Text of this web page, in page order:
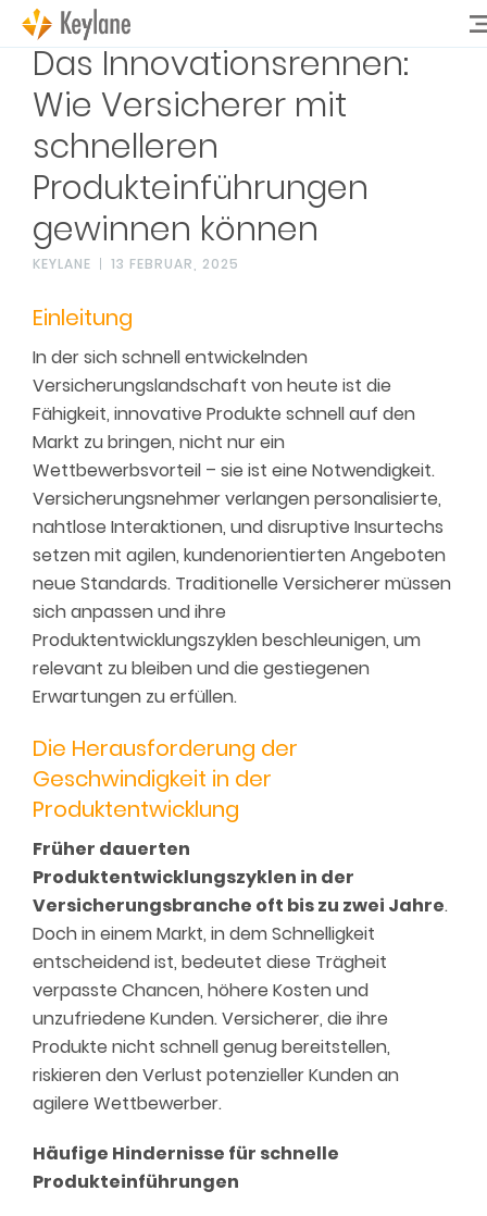
Das Innovationsrennen:
Wie Versicherer mit
schnelleren
Produkteinführungen
gewinnen können
KEYLANE 13 FEBRUAR, 2025
Einleitung
In der sich schnell entwickelnden
Versicherungslandschaft von heute ist die
Fähigkeit, innovative Produkte schnell auf den
Markt zu bringen, nicht nur ein
Wettbewerbsvorteil – sie ist eine Notwendigkeit.
Versicherungsnehmer verlangen personalisierte,
nahtlose Interaktionen, und disruptive Insurtechs
setzen mit agilen, kundenorientierten Angeboten
neue Standards. Traditionelle Versicherer müssen
sich anpassen und ihre
Produktentwicklungszyklen beschleunigen, um
relevant zu bleiben und die gestiegenen
Erwartungen zu erfüllen.
Die Herausforderung der
Geschwindigkeit in der
Produktentwicklung
Früher dauerten
Produktentwicklungszyklen in der
Versicherungsbranche oft bis zu zwei Jahre.
Doch in einem Markt, in dem Schnelligkeit
entscheidend ist, bedeutet diese Trägheit
verpasste Chancen, höhere Kosten und
unzufriedene Kunden. Versicherer, die ihre
Produkte nicht schnell genug bereitstellen,
riskieren den Verlust potenzieller Kunden an
agilere Wettbewerber.
Häufige Hindernisse für schnelle
Produkteinführungen